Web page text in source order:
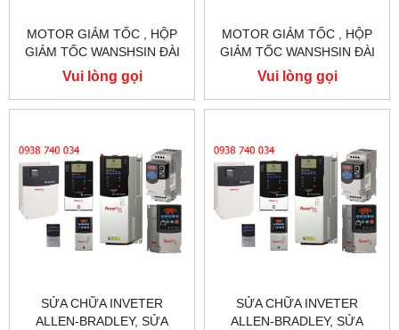
MOTOR GIẢM TỐC , HỘP
GIẢM TỐC WANSHSIN ĐÀI
LOAN 1.5KW 1500W 2HP AC
BA PHA 220 V / 380V
Vui lòng gọi
MOTOR GIẢM TỐC , HỘP
GIẢM TỐC WANSHSIN ĐÀI
LOAN 1.5KW 1500W 2HP AC
BA PHA 220 V / 380V
Vui lòng gọi
SỬA CHỮA INVETER
ALLEN-BRADLEY, SỬA
SỬA CHỮA INVETER
ALLEN-BRADLEY, SỬA